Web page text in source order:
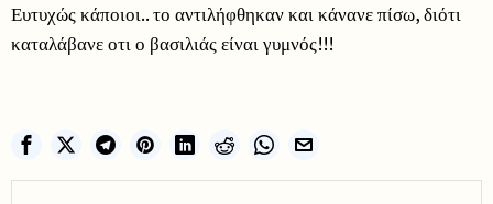
Ευτυχώς κάποιοι.. το αντιλήφθηκαν και κάνανε πίσω, διότι
καταλάβανε οτι ο βασιλιάς είναι γυμνός!!!